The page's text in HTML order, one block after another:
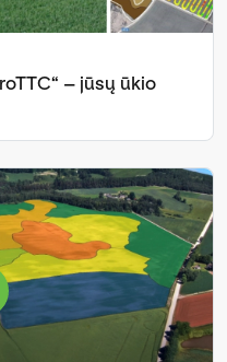
– jūsų ūkio